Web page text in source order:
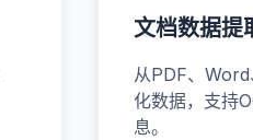
文档数据提
从PDF、
化数据，支持
息。